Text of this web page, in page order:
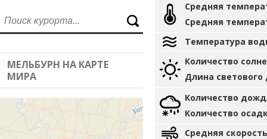
МЕЛЬБУРН НА КАРТЕ
МИРА
Средняя
Средняя
Температура
Количество
Длина светового
Количество
Количество
Средняя